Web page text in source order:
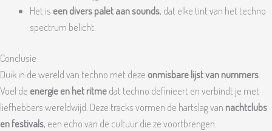
Het is een divers palet aan sounds, dat elke tint van het techno
spectrum belicht.
Conclusie
Duik in de wereld van techno met deze onmisbare lijst van nummers.
Voel de energie en het ritmedat techno definieert en verbindt je met
liefhebbers wereldwijd. Deze tracks vormen de hartslag van nachtclubs
en festivals, een echo van de cultuur die ze voortbrengen.